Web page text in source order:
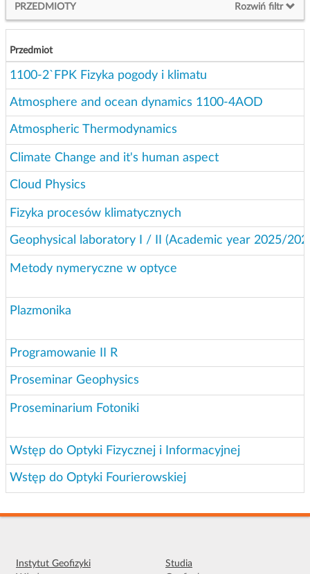
j
i
PRZEDMIOTY Rozwiń filtr
Przedmiot
1100-2`FPK Fizyka pogody i klimatu
Atmosphere and ocean dynamics 1100-4AOD
Atmospheric Thermodynamics
Climate Change and it's human aspect
Cloud Physics
Fizyka procesów klimatycznych
Geophysical laboratory I / II (Academic year 2025/
Metody nymeryczne w optyce
Plazmonika
Programowanie II R
Proseminar Geophysics
Proseminarium Fotoniki
Wstęp do Optyki Fizycznej i Informacyjnej
Wstęp do Optyki Fourierowskiej
Instytut Geofizyki
Studia